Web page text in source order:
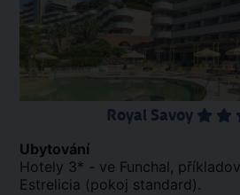
Royal Savoy
Ubytování
Hotely 3* - ve Funchal,
Estrelicia (pokoj standard).